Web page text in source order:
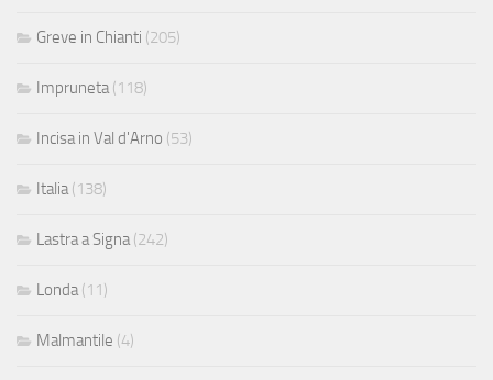
Greve in Chianti (205)
Impruneta(118)
Incisa in Val d'Arno (53)
Italia(138)
Lastra a Signa(242)
Londa(11)
Malmantile (4)